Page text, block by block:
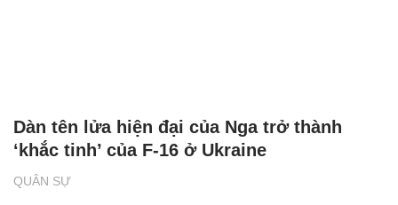
QUÂN SỰ
Dàn tên lửa hiện đại của Nga trở thành
‘khắc tinh’ của F-16 ở Ukraine